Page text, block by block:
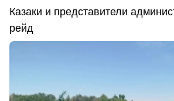
Казаки и представители
рейд